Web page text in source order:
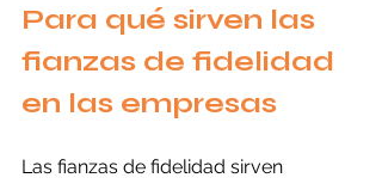
Para qué sirven las
fianzas de fidelidad
en las empresas
Las fianzas de fidelidad sirven